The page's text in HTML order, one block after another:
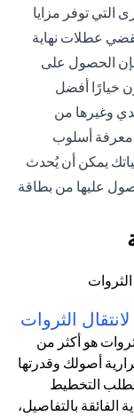
التي توفر مزايا
عطلات نهاية
فإن الحصول على
خيارًا أفضل
وغيرها من
معرفة أسلوب
يمكن أن يُحدث
عليها من بطاقة
الثروات
هو أكثر من
أصولك وقدرتها
التخطيط
الفائقة بالتفاصيل،